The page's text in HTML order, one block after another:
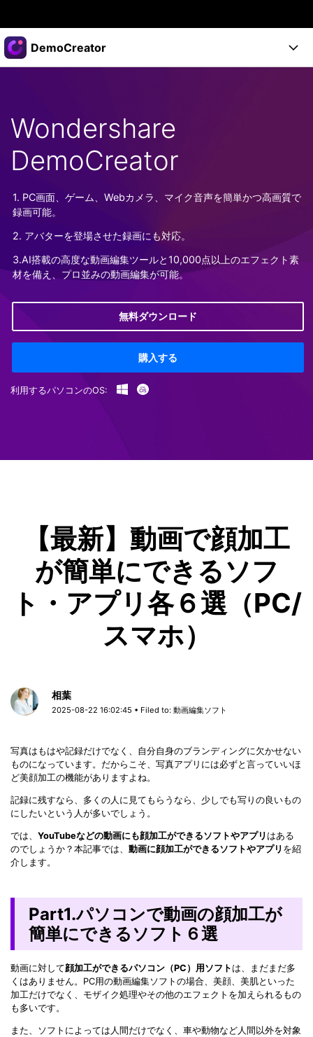
製品
ソリューション
プラン＆価格
DemoCreator
AI機能
AIヒント
活用法
関連記事
もっと見る >
スタート
画面録画する
Wondershare
DemoCreator
1. PC画面、ゲーム、Webカメラ、マイク音声を簡単かつ高画質で
録画可能。
2. アバターを登場させた録画にも対応。
3.AI搭載の高度な動画編集ツールと10,000点以上のエフェクト素
材を備え、プロ並みの動画編集が可能。
無料ダウンロード
購入する
利用するパソコンのOS:
【最新】動画で顔加工
が簡単にできるソフ
ト・アプリ各６選（PC/
スマホ）
相葉
2025-08-22 16:02:45 • Filed to:動画編集ソフト
写真はもはや記録だけでなく、自分自身のブランディングに欠かせない
ものになっています。だからこそ、写真アプリには必ずと言っていいほ
ど美顔加工の機能がありますよね。
記録に残すなら、多くの人に見てもらうなら、少しでも写りの良いもの
にしたいという人が多いでしょう。
では、 YouTubeなどの動画にも顔加工ができるソフトやアプリ はある
のでしょうか？本記事では、 動画に顔加工ができるソフトやアプリ を紹
介します。
Part1.パソコンで動画の顔加工が
簡単にできるソフト６選
動画に対して顔加工ができるパソコン（PC）用ソフト は、まだまだ多
くはありません。PC用の動画編集ソフトの場合、美顔、美肌といった
加工だけでなく、モザイク処理やその他のエフェクトを加えられるもの
も多いです。
また、ソフトによっては人間だけでなく、車や動物など人間以外を対象